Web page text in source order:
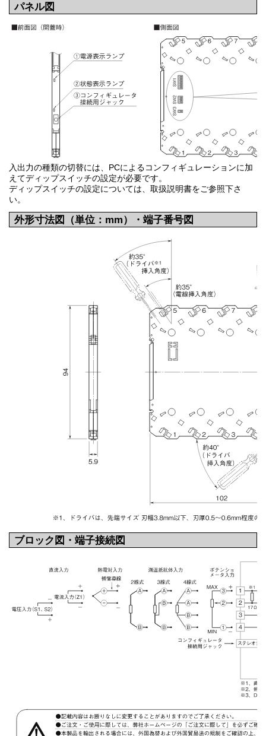
パネル図
入出力の種類の切替には、PCによるコンフィギュレーションに加
えてディップスイッチの設定が必要です。
ディップスイッチの設定については、取扱説明書をご参照下さ
い。
外形寸法図（単位：mm）・端子番号図
ブロック図・端子接続図